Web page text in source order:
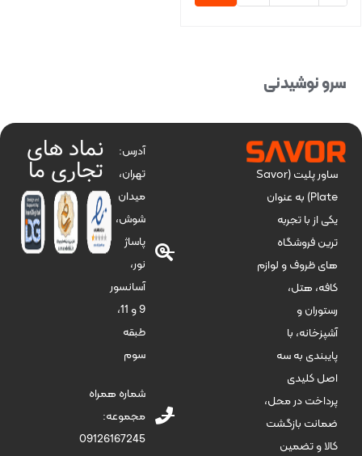
سرو نوشیدنی
ساور پلیت (Savor
Plate) به عنوان
یکی از با تجربه
ترین فروشگاه
های ظروف و لوازم
کافه، هتل،
رستوران و
آشپزخانه، با
پایبندی به سه
اصل کلیدی
پرداخت در محل،
ضمانت بازگشت
کالا و تضمین
آدرس:
تهران،
میدان
شوش،
پاساژ
نور،
آسانسور
9 و 11،
طبقه
سوم
شماره همراه
مجموعه:
09126167245
نماد های
تجاری ما